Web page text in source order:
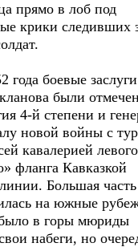
прямо в лоб под
крики следивших
года боевые
были
4-й степени и
новой войны с
кавалерией
фланга Кавказкой
Большая
на южные
в горы мюриды
набеги, но